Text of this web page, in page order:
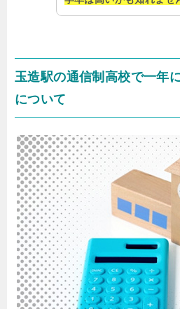
玉造駅の通信制高校で一年
について